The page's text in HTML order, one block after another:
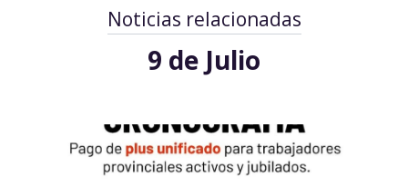
Noticias relacionadas
9 de Julio